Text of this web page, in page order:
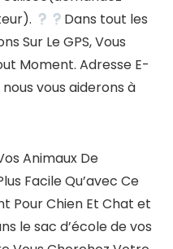
Dans tout les
Sur Le GPS, Vous
Moment. Adresse E-
vous aiderons à
Vos Animaux De
Facile Qu’avec Ce
Pour Chien Et Chat et
le sac d’école de vos